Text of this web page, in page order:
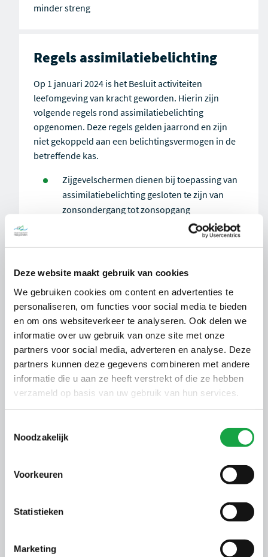
Deze website maakt gebruik van cookies
We gebruiken cookies om content en advertenties te
personaliseren, om functies voor social media te bieden
en om ons websiteverkeer te analyseren. Ook delen we
informatie over uw gebruik van onze site met onze
partners voor social media, adverteren en analyse. Deze
partners kunnen deze gegevens combineren met andere
informatie die u aan ze heeft verstrekt of die ze hebben
verzameld op basis van uw gebruik van hun services.
Noodzakelijk
Voorkeuren
Statistieken
Marketing
minder streng
Regels assimilatiebelichting
Op 1 januari 2024 is het Besluit activiteiten
leefomgeving van kracht geworden. Hierin zijn
volgende regels rond assimilatiebelichting
opgenomen. Deze regels gelden jaarrond en zijn
niet gekoppeld aan een belichtingsvermogen in de
betreffende kas.
Zijgevelschermen dienen bij toepassing van
assimilatiebelichting gesloten te zijn van
zonsondergang tot zonsopgang
Uitstraling dient met 95% gereduceerd te zijn
op 10 meter
gekeken kunnen worden.
Heeft de kas een belichtingsvermogen van
meer dan
met 98% afgeschermd te zijn van
zonsondergang tot zonsopgang.
Heeft de kas een belichtingsvermogen van
minder dan 15.000 lux? In de
donkerteperiode geldt dan een
afschermingsplicht van 98 %, in de nanacht
gereduceerd zijn.
De donkerteperiode wisselt met het seizoen. En
1 september tot 1 november en 1 april tot 1